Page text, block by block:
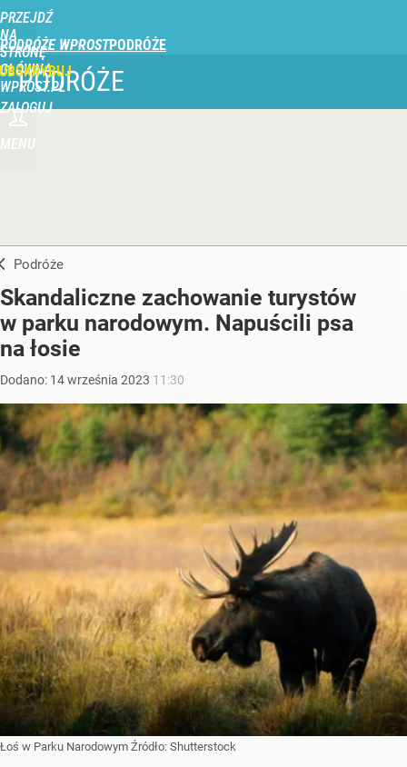
PRZEJDŹ
NA
STRONĘ
GŁÓWNĄ
WPROST.PL
PODRÓŻE WPROST
ZALOGUJ
MENU
PODRÓŻE
Podróże
Skandaliczne zachowanie turystów
w parku narodowym. Napuścili psa
na łosie
Dodano: 14września 2023 11:30
Łoś w Parku Narodowym Źródło: Shutterstock